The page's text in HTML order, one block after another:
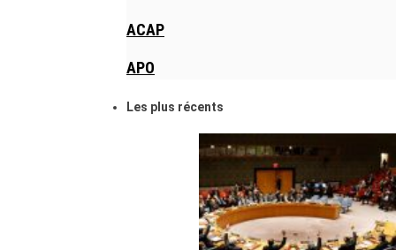
ACAP
APO
Les plus récents